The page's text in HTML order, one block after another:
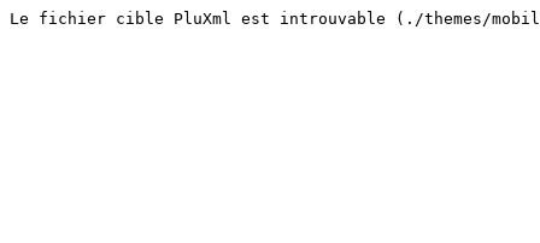
Le fichier cible PluXml est introuvable (./themes/